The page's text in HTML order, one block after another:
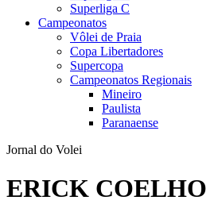
Superliga C
Campeonatos
Vôlei de Praia
Copa Libertadores
Supercopa
Campeonatos Regionais
Mineiro
Paulista
Paranaense
Jornal do Volei
ERICK COELHO